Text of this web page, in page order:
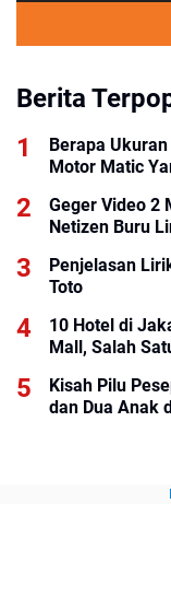
Berita
Berapa
Motor Matic
Geger Video 2
Netizen Buru
Penjelasan
Toto
10 Hotel di
Mall, Salah
Kisah Pilu
dan Dua Anak